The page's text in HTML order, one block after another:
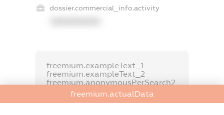
dossier.commercial_info.activity
freemium.exampleText_1
freemium.exampleText_2
freemium.anonymousPerSearch2
FREEMIUM.DETAILS
freemium.actualData